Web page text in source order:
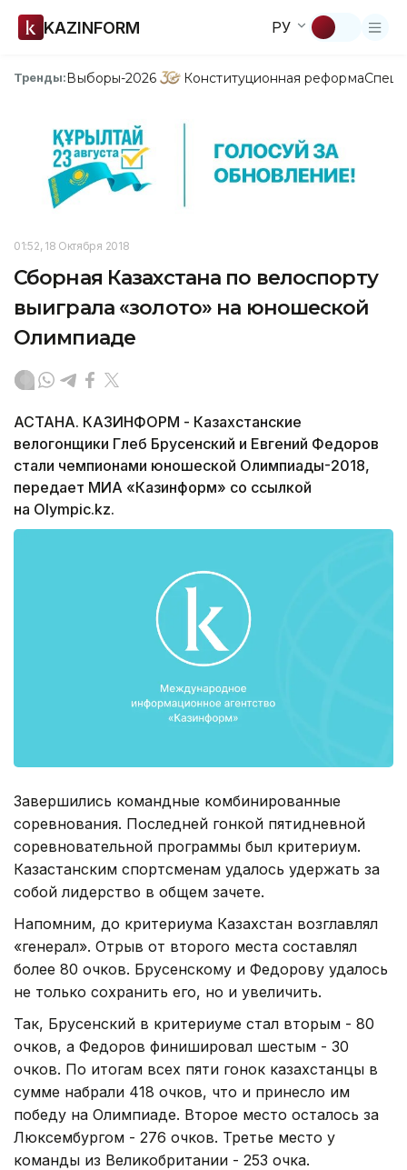
KAZINFORM РУ
Тренды:Выборы-2026 Конституционная реформа
01:52, 18 Октября 2018
Сборная Казахстана по велоспорту
выиграла «золото» на юношеской
Олимпиаде
АСТАНА. КАЗИНФОРМ - Казахстанские
велогонщики Глеб Брусенский и Евгений Федоров
стали чемпионами юношеской Олимпиады-2018,
передает МИА «Казинформ» со ссылкой
на Olympic.kz.
Завершились командные комбинированные
соревнования. Последней гонкой пятидневной
соревновательной программы был критериум.
Казастанским спортсменам удалось удержать за
собой лидерство в общем зачете.
Напомним, до критериума Казахстан возглавлял
«генерал». Отрыв от второго места составлял
более 80 очков. Брусенскому и Федорову удалось
не только сохранить его, но и увеличить.
Так, Брусенский в критериуме стал вторым - 80
очков, а Федоров финишировал шестым - 30
очков. По итогам всех пяти гонок казахстанцы в
сумме набрали 418 очков, что и принесло им
победу на Олимпиаде. Второе место осталось за
Люксембургом - 276 очков. Третье место у
команды из Великобритании - 253 очка.